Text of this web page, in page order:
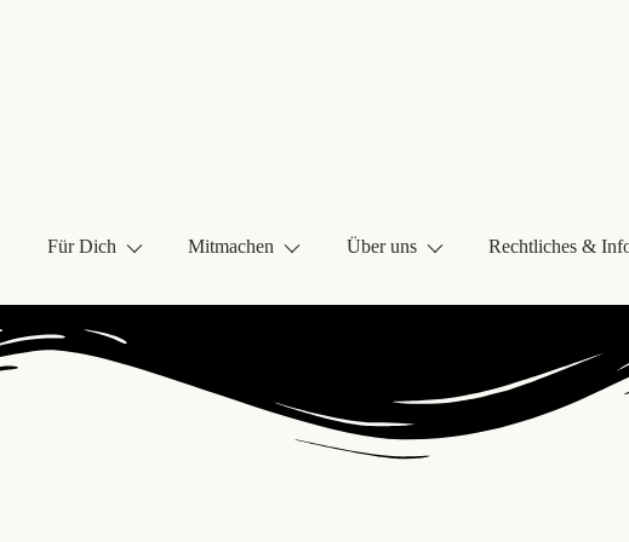
Für Dich Mitmachen Über uns Rechtliches &